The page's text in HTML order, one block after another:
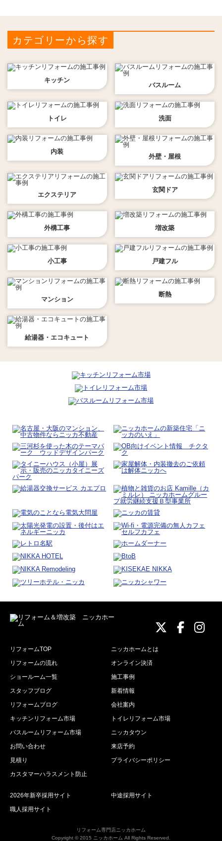
カテゴリーから探す
キッチン
バスルーム
トイレ 洗面
内装
外壁・屋根
エクステリア
玄関ドア
外構工事 増改築
小工事 戸建フル
マンション
断熱
給湯器・エコキュート
ニッカ
ニッニ
リフォームTOP
ニッカホームとは
リフォームの流れ
オンライン決済
ショールーム一覧
施工事例
スタッフブログ
新着情報
リフォームブログ
会社案内
キッチンリフォーム市場
トイレリフォーム市場
バスルームリフォーム市場
ニッカタウン
お問い合わせ
来店予約
見積り
プライバシーポリシー
カスタマーハラスメント防止
2026年新卒採用サイト
中途採用サイト
職人採用サイト
リフォーム専門店ニッカホーム
Copyright © 2015 ニッカホーム All Rights Reserved.